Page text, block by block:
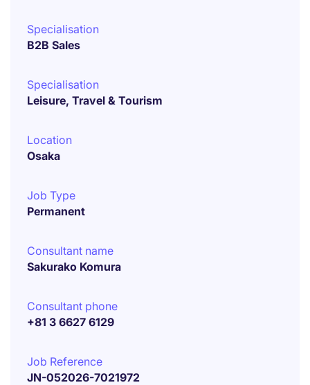
Specialisation
B2B Sales
Specialisation
Leisure, Travel & Tourism
Location
Osaka
Job Type
Permanent
Consultant name
Sakurako Komura
Consultant phone
+81 3 6627 6129
Job Reference
JN-052026-7021972